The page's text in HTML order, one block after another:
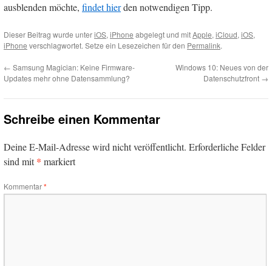
ausblenden möchte, findet hierden notwendigen Tipp.
Dieser Beitrag wurde unteriOS, iPhone abgelegt und mitApple, iCloud, iOS,
iPhone verschlagwortet. Setze ein Lesezeichen für den Permalink.
← Samsung Magician: Keine Firmware-
Updates mehr ohne Datensammlung?
Windows 10: Neues von der
Datenschutzfront →
Schreibe einen Kommentar
Deine E-Mail-Adresse wird nicht veröffentlicht. Erforderliche Felder
sind mit* markiert
Kommentar*